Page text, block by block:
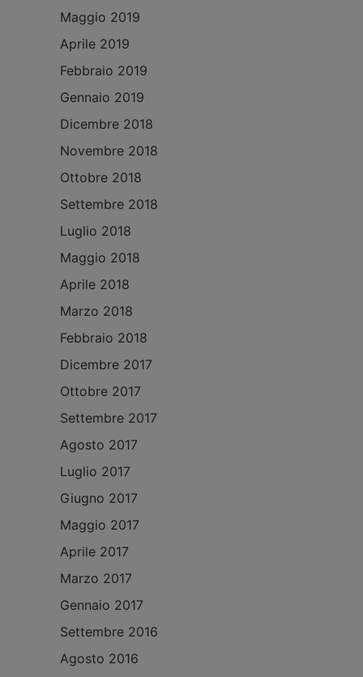
Maggio 2019
Aprile 2019
Febbraio 2019
Gennaio 2019
Dicembre 2018
Novembre 2018
Ottobre 2018
Settembre 2018
Luglio 2018
Maggio 2018
Aprile 2018
Marzo 2018
Febbraio 2018
Dicembre 2017
Ottobre 2017
Settembre 2017
Agosto 2017
Luglio 2017
Giugno 2017
Maggio 2017
Aprile 2017
Marzo 2017
Gennaio 2017
Settembre 2016
Agosto 2016